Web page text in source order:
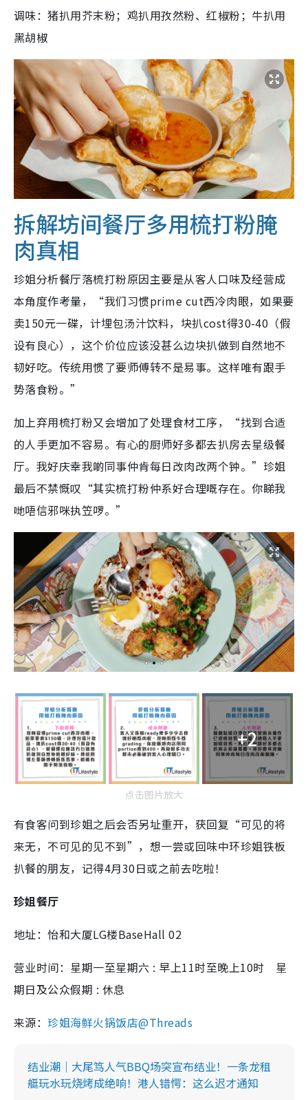
调味：猪扒用芥末粉；鸡扒用孜然粉、红椒粉；牛扒用
黑胡椒
拆解坊间餐厅多用梳打粉腌
肉真相
珍姐分析餐厅落梳打粉原因主要是从客人口味及经营成
本角度作考量，“我们习惯prime cut西冷肉眼，如果要
卖150元一碟，计埋包汤汁饮料，块扒cost得30-40（假
设有良心），这个价位应该没甚么边块扒做到自然地不
韧好吃。传统用惯了要师傅转不是易事。这样唯有跟手
势落食粉。”
加上弃用梳打粉又会增加了处理食材工序，“找到合适
的人手更加不容易。有心的厨师好多都去扒房去星级餐
厅。我好庆幸我啲同事仲肯每日改肉改两个钟。”珍姐
最后不禁慨叹“其实梳打粉仲系好合理嘅存在。你睇我
哋唔信邪咪执笠啰。”
+2
点击图片放大
有食客问到珍姐之后会否另址重开，获回复“可见的将
来无，不可见的见不到”，想一尝或回味中环珍姐铁板
扒餐的朋友，记得4月30日或之前去吃啦！
珍姐餐厅
地址：怡和大厦LG楼BaseHall 02
营业时间：星期一至星期六 : 早上11时至晚上10时 星
期日及公众假期 : 休息
来源：珍姐海鲜火锅饭店@Threads
结业潮｜大尾笃人气BBQ场突宣布结业！一条龙租
艇玩水玩烧烤成绝响！港人错愕：这么迟才通知